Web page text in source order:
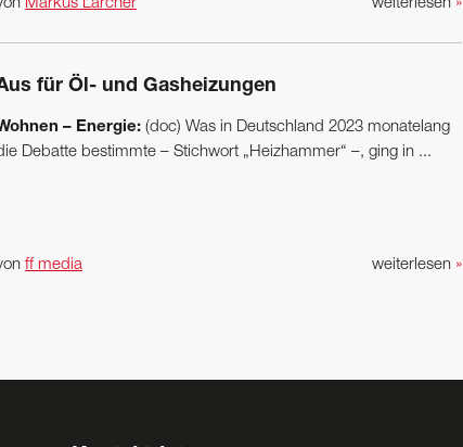
weiterlesen »
Markus Larcher
für Öl- und Gasheizungen
– Energie: (doc) Was in Deutschland 2023 monatelang
Debatte bestimmte – Stichwort „Heizhammer“ –, ging in ...
weiterlesen »
ff media